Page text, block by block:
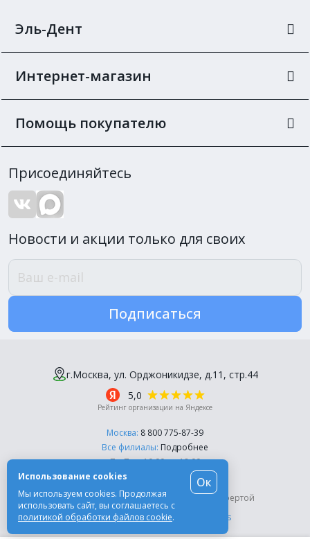
Эль-Дент
Интернет-магазин
Помощь покупателю
Присоединяйтесь
Новости и акции только для своих
Подписаться
© Компания «Эль-Дент», 2003-2026
Цены на сайте не являются публичной офертой
Разработка сайта -Moscow Dynamics
г.Москва, ул. Орджоникидзе, д.11, стр.44
5,0
Рейтинг организации на Яндексе
Москва: 8 800 775-87-39
Все филиалы: Подробнее
Пн-Пт, с 10:00 до 18:00
Использование cookies
Мы используем cookies. Продолжая
использовать сайт, вы соглашаетесь с
политикой обработки файлов cookie.
Ок